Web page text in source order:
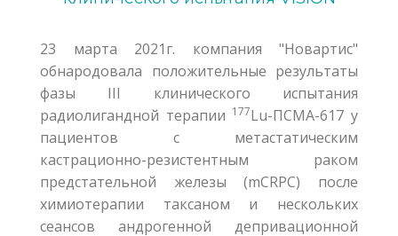
23 марта 2021г. компания "Новартис"
обнародовала положительные результаты
фазы III клинического испытания
радиолигандной терапии 177Lu-ПСМА-617 у
пациентов с метастатическим
кастрационно-резистентным раком
предстательной железы (mCRPC) после
химиотерапии таксаном и нескольких
сеансов андрогенной депривационной